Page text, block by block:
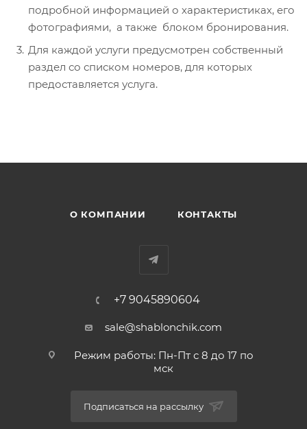
подробной информацией о характеристиках, его
фотографиями, а также блоком бронирования.
Для каждой услуги предусмотрен собственный
раздел со списком номеров, для которых
предоставляется услуга.
О КОМПАНИИ КОНТАКТЫ
+7 9045890604
sale@shablonchik.com
Режим работы: Пн-Пт с 8 до 17 по
мск
Подписаться на рассылку